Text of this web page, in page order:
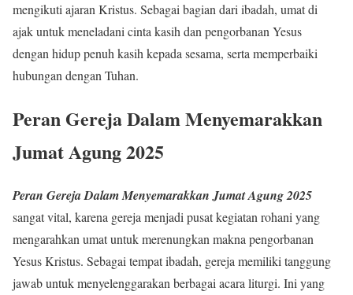
mengikuti ajaran Kristus. Sebagai bagian dari ibadah, umat di
ajak untuk meneladani cinta kasih dan pengorbanan Yesus
dengan hidup penuh kasih kepada sesama, serta memperbaiki
hubungan dengan Tuhan.
Peran Gereja Dalam Menyemarakkan
Jumat Agung 2025
Peran Gereja Dalam Menyemarakkan Jumat Agung 2025
sangat vital, karena gereja menjadi pusat kegiatan rohani yang
mengarahkan umat untuk merenungkan makna pengorbanan
Yesus Kristus. Sebagai tempat ibadah, gereja memiliki tanggung
jawab untuk menyelenggarakan berbagai acara liturgi. Ini yang